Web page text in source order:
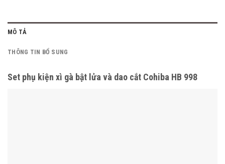
MÔ TẢ
THÔNG TIN BỔ SUNG
Set phụ kiện xì gà bật lửa và dao cắt Cohiba HB 998